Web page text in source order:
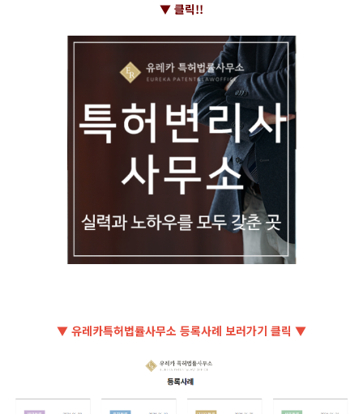
▼ 클릭!!
▼ 유레카특허법률사무소 등록사례 보러가기 클릭 ▼